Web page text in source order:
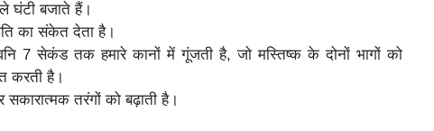
घंटी बजाते हैं।
का संकेत देता है।
7 सेकंड तक हमारे कानों में गूंजती है, जो मस्तिष्क के दोनों भागों को
करती है।
तरंगों को बढ़ाती है।